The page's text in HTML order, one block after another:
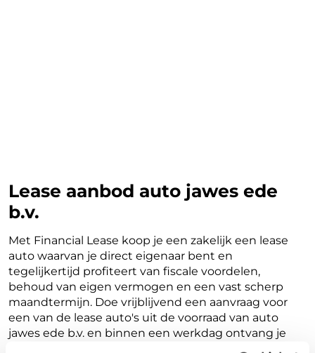
Lease aanbod auto jawes ede
b.v.
Met Financial Lease koop je een zakelijk een lease
auto waarvan je direct eigenaar bent en
tegelijkertijd profiteert van fiscale voordelen,
behoud van eigen vermogen en een vast scherp
maandtermijn. Doe vrijblijvend een aanvraag voor
een van de lease auto's uit de voorraad van auto
jawes ede b.v. en binnen een werkdag ontvang je
terugkoppeling op de mogelijkheden voor jouw